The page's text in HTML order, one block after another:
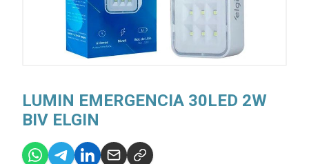
LUMIN EMERGENCIA 30LED 2W
BIV ELGIN